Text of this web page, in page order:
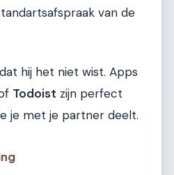
van de
hij het niet wist. Apps
Todoist zijn perfect
je met je partner deelt.